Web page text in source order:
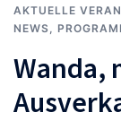
AKTUELLE
NEWS,
Wanda,